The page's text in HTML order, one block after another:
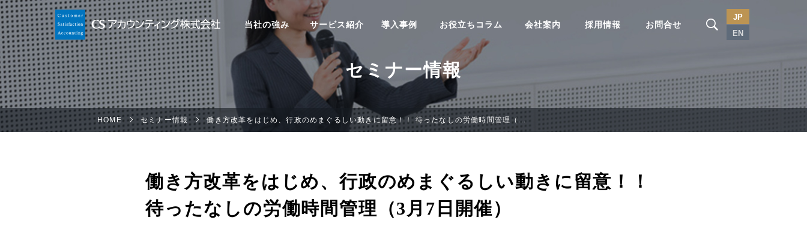
当社の強み サービス紹介 導入事例 お役立ちコラム 会社案内 採用情報 お問合せ
JP
EN
セミナー情報
HOME セミナー情報 働き方改革をはじめ、行政のめまぐるしい動きに留意！！ 待ったなしの労働時間管理（...
働き方改革をはじめ、行政のめまぐるしい動きに留意！！
待ったなしの労働時間管理（3月7日開催）